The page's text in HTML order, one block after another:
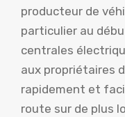
producteur de
particulier au
centrales
aux propriétaires
rapidement et
route sur de plus